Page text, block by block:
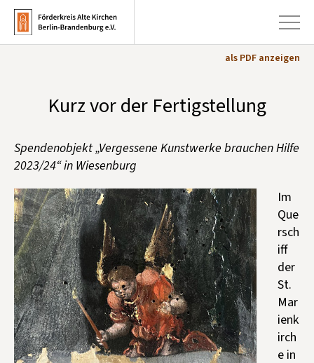
Infobrief abonnieren
Kontakt aufnehmen
Mitglied werden
Aktuelles
Publikationen +
Kunst & Kultur +
Förderung & Spenden +
Über uns +
als PDF anzeigen
Kurz vor der Fertigstellung
Spendenobjekt „Vergessene Kunstwerke brauchen Hilfe
2023/24“ in Wiesenburg
Im
Que
rsch
iff
der
St.
Mar
ienk
irch
e in